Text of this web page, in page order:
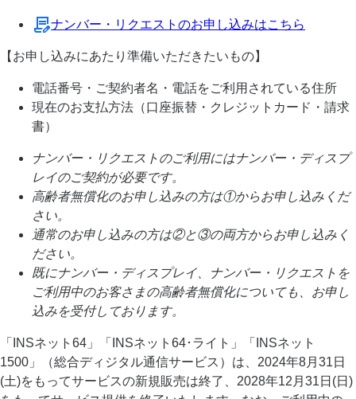
ナンバー・リクエストのお申し込みはこちら
【お申し込みにあたり準備いただきたいもの】
電話番号・ご契約者名・電話をご利用されている住所
現在のお支払方法（口座振替・クレジットカード・請求
書）
ナンバー・リクエストのご利用にはナンバー・ディスプ
レイのご契約が必要です。
高齢者無償化のお申し込みの方は①からお申し込みくだ
さい。
通常のお申し込みの方は②と③の両方からお申し込みく
ださい。
既にナンバー・ディスプレイ、ナンバー・リクエストを
ご利用中のお客さまの高齢者無償化についても、お申し
込みを受付しております。
「INSネット64」「INSネット64･ライト」「INSネット
1500」（総合ディジタル通信サービス）は、2024年8月31日
(土)をもってサービスの新規販売は終了、2028年12月31日(日)